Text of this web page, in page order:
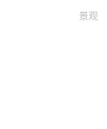
景观